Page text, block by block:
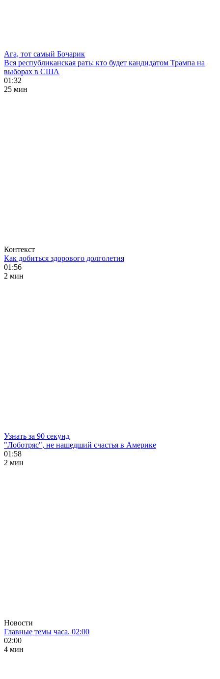
Ага, тот самый Бочарик
Вся республиканская рать: кто будет кандидатом Трампа на
выборах в США
01:32
25 мин
Контекст
Как добиться здорового долголетия
01:56
2 мин
Узнать за 90 секунд
"Лоботряс", не нашедший счастья в Америке
01:58
2 мин
Новости
Главные темы часа. 02:00
02:00
4 мин